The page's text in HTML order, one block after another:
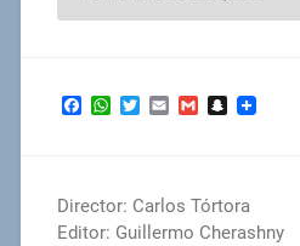
Facebook
WhatsApp
TwitterEmailGmailSnapchat
Director: Carlos Tórtora
Editor: Guillermo Cherashny